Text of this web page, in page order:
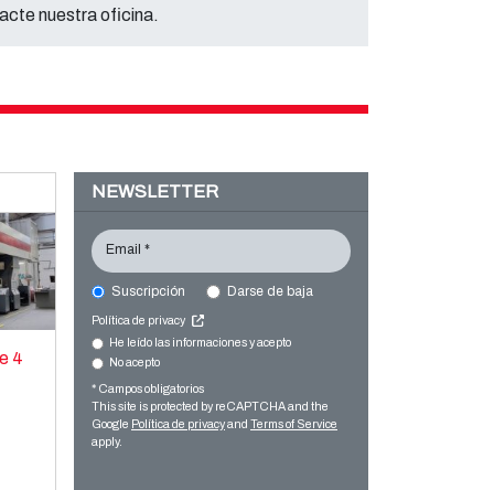
nuestra oficina.
4
NEWSLETTER
Email *
Suscripción Darse de baja
Política de privacy
He leído las informaciones y acepto
No acepto
* Campos obligatorios
This site is protected by reCAPTCHA and the
Google Política de privacyand Terms of Service
apply.